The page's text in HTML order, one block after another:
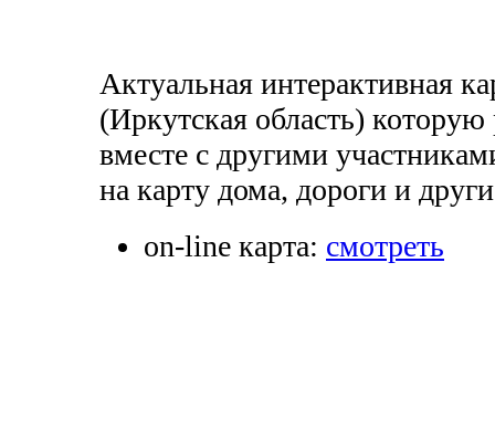
Актуальная интерактивная
(Иркутская область)
вместе с другими
на карту дома, дороги и
on-line карта: смотреть